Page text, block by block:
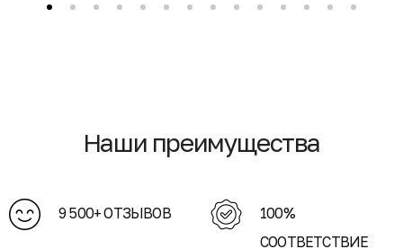
Наши преимущества
9 500+ ОТЗЫВОВ
100%
СООТВЕТСТВИЕ